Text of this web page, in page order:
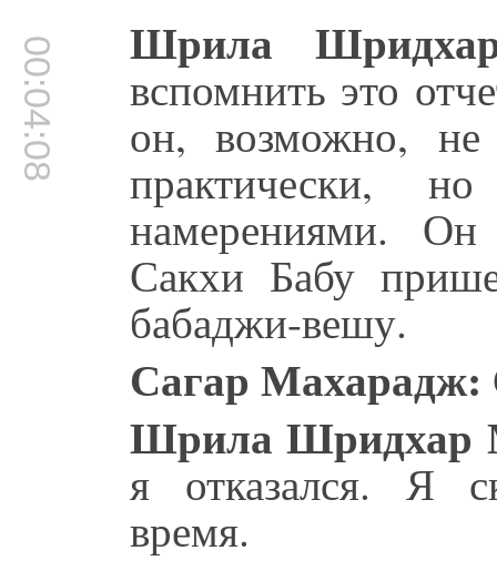
00:04:08 Шрила
вспомнить это
он, возможно,
практически,
намерениями.
Сакхи Бабу
бабаджи-вешу.
Сагар Махарадж:
Шрила Шридхар
я отказался. Я
время.